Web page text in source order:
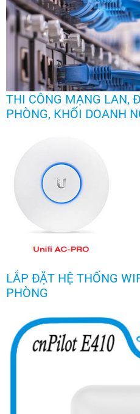
THI CÔNG MẠNG LAN,
PHÒNG, KHỐI DOANH
LẮP ĐẶT HỆ THỐNG
PHÒNG